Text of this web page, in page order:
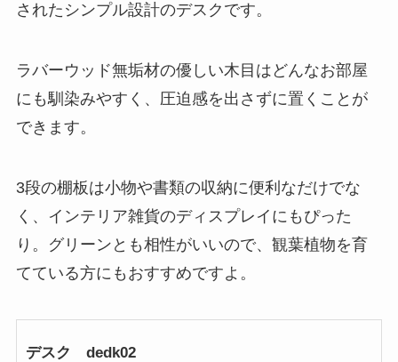
されたシンプル設計のデスクです。
ラバーウッド無垢材の優しい木目はどんなお部屋
にも馴染みやすく、圧迫感を出さずに置くことが
できます。
3段の棚板は小物や書類の収納に便利なだけでな
く、インテリア雑貨のディスプレイにもぴった
り。グリーンとも相性がいいので、観葉植物を育
てている方にもおすすめですよ。
デスク dedk02